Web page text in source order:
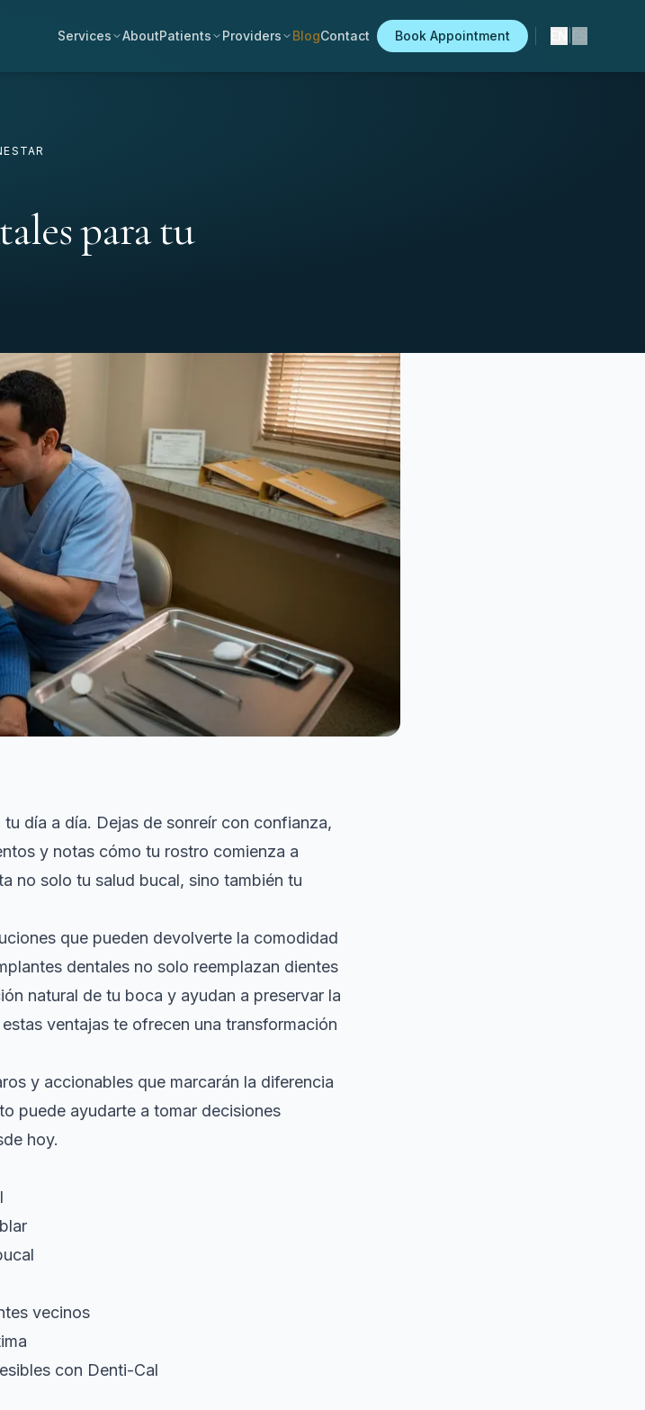
Services AboutPatients Providers BlogContact Book Appointment
para tu
día a día. Dejas de sonreír con confianza,
y notas cómo tu rostro comienza a
no solo tu salud bucal, sino también tu
que pueden devolverte la comodidad
dentales no solo reemplazan dientes
natural de tu boca y ayudan a preservar la
ventajas te ofrecen una transformación
y accionables que marcarán la diferencia
puede ayudarte a tomar decisiones
hoy.
vecinos
con Denti-Cal